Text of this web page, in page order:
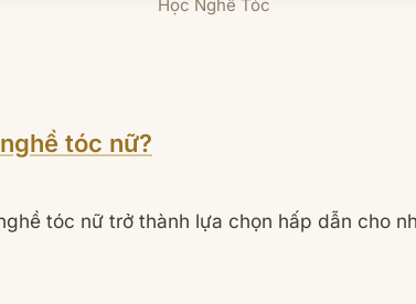
Học Nghề Tóc
tóc nữ?
tóc nữ trở thành lựa chọn hấp dẫn cho